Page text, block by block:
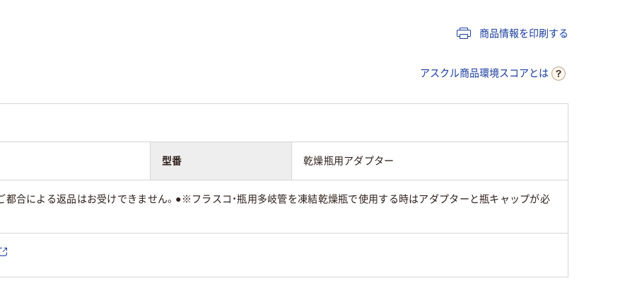
商品情報を印刷する
アスクル商品環境スコアとは
型番 乾燥瓶用アダプター
ご都合による返品はお受けできません。●※フラスコ・瓶用多岐管を凍結乾燥瓶で使用する時はアダプターと瓶キャップが必